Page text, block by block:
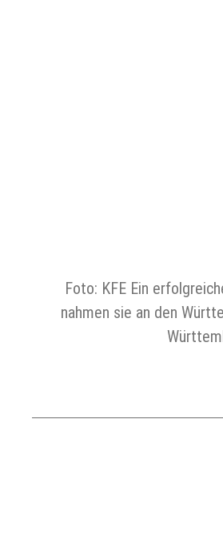
Foto: KFE Ein
nahmen sie an den